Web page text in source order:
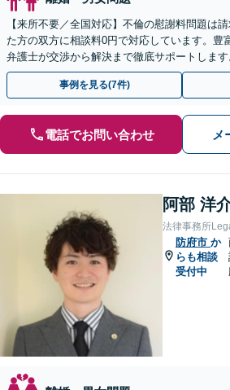
【来所不要／全国対応】不倫の慰謝料問題は
た方の双方に相談料0円で対応しています。豊
弁護士が交渉から解決まで徹底サポートしま
手金の返還保証もありますので安心してご相
事例を見る(7件)
電話でお問い合わせ メ
阿部 洋
法律事務所
防府市 か
らも相談
受付中